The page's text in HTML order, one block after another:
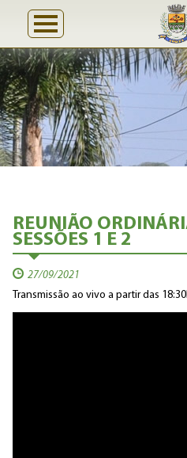
REUNIÃO
SESSÕES 1 E 2
27/09/2021
Transmissão ao vivo a partir das